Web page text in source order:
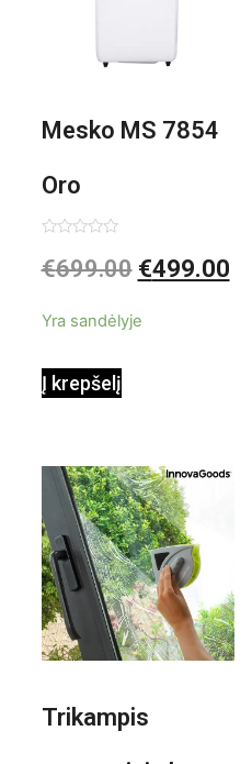
Mesko MS 7854
Oro
kondicionierius
0
iš
€699.00 €499.00
Yra sandėlyje
Į krepšelį
Trikampis